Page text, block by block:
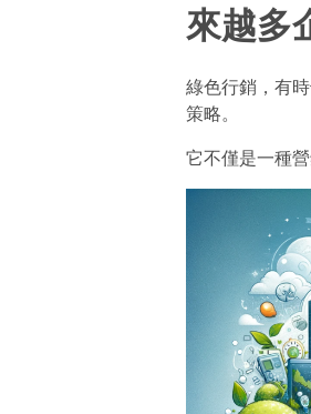
來越多
綠色行銷，有
策略。
它不僅是一種